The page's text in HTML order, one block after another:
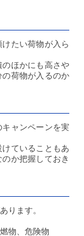
たい荷物が入ら
のほかにも高さや
荷物が入るのか
キャンペーンを実
ていることもあ
か把握しておき
ります。
物、危険物